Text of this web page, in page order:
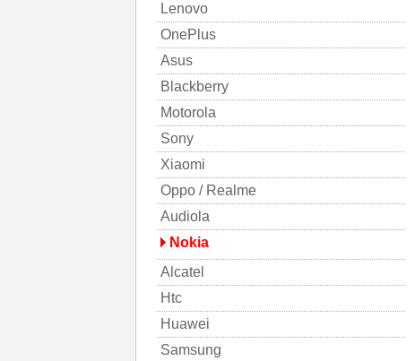
Lenovo
OnePlus
Asus
Blackberry
Motorola
Sony
Xiaomi
Oppo / Realme
Audiola
Nokia
Alcatel
Htc
Huawei
Samsung